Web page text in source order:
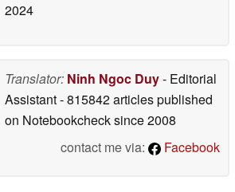
2024
Translator: Ninh Ngoc Duy- Editorial
Assistant- 815842 articles published
on Notebookchecksince 2008
contact me via:
Facebook